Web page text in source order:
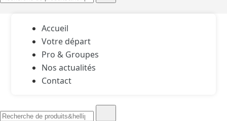
Accueil
Votre départ
Pro & Groupes
Nos actualités
Contact